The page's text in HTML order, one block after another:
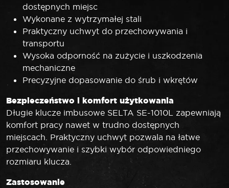
dostępnych miejsc
Wykonane z wytrzymałej stali
Praktyczny uchwyt do przechowywania i
transportu
Wysoka odporność na zużycie i uszkodzenia
mechaniczne
Precyzyjne dopasowanie do śrub i wkrętów
Bezpieczeństwo i komfort użytkowania
Długie klucze imbusowe SELTA SE-1010L zapewniają
komfort pracy nawet w trudno dostępnych
miejscach. Praktyczny uchwyt pozwala na łatwe
przechowywanie i szybki wybór odpowiedniego
rozmiaru klucza.
Zastosowanie